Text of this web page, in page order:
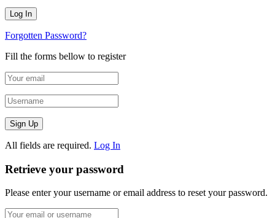
Forgotten Password?
Fill the forms bellow to register
All fields are required. Log In
Retrieve your password
Please enter your username or email address to reset your password.